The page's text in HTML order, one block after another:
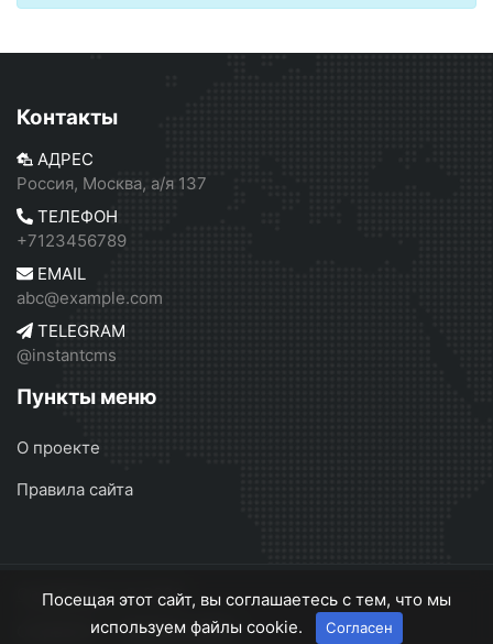
Контакты
АДРЕС
Россия, Москва, а/я 137
ТЕЛЕФОН
+7123456789
EMAIL
abc@example.com
TELEGRAM
@instantcms
Пункты меню
О проекте
Правила сайта
Серебрянск © 2026
О проекте
Правила сайта
Посещая этот сайт, вы соглашаетесь с тем, что мы
используем файлы cookie.
Согласен